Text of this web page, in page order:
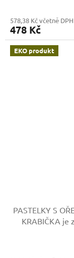
578,38 Kč včetně DPH
478 Kč
EKO produkt
PASTELKY S
KRABIČKA je